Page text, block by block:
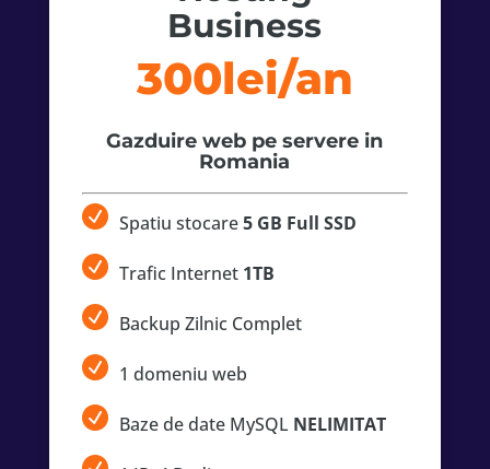
Business
300lei/an
Gazduire web pe servere in
Romania
Spatiu stocare5 GB Full SSD
Trafic Internet 1TB
Backup Zilnic Complet
1 domeniu web
Baze de date MySQL NELIMITAT